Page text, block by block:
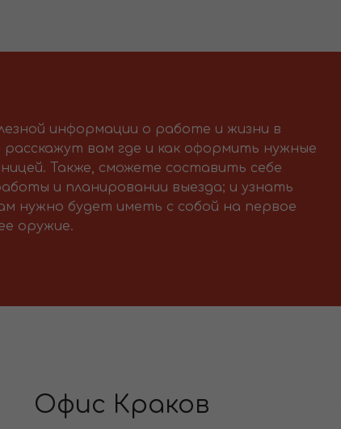
информации о работе и жизни в
вам где и как оформить нужные
Также, сможете составить себе
и планировании выезда; и узнать
нужно будет иметь с собой на первое
оружие.
Офис Краков